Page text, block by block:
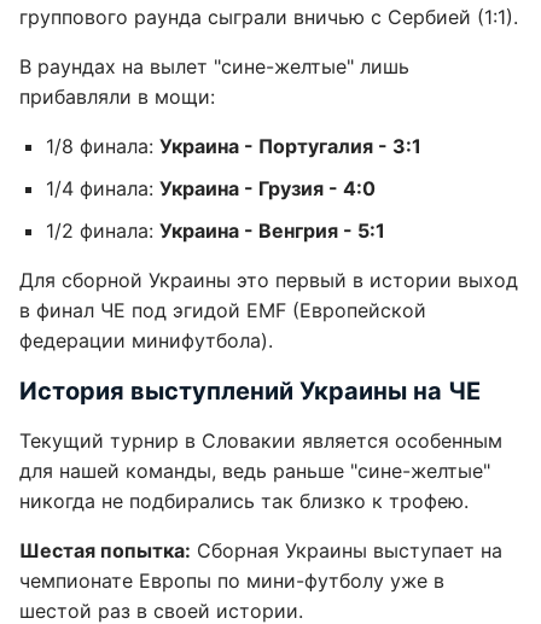
группового раунда сыграли вничью с Сербией (1:1).
В раундах на вылет "сине-желтые" лишь
прибавляли в мощи:
1/8 финала: Украина - Португалия - 3:1
1/4 финала: Украина - Грузия - 4:0
1/2 финала: Украина - Венгрия - 5:1
Для сборной Украины это первый в истории выход
в финал ЧЕ под эгидой EMF (Европейской
федерации минифутбола).
История выступлений Украины на ЧЕ
Текущий турнир в Словакии является особенным
для нашей команды, ведь раньше "сине-желтые"
никогда не подбирались так близко к трофею.
Шестая попытка: Сборная Украины выступает на
чемпионате Европы по мини-футболу уже в
шестой раз в своей истории.